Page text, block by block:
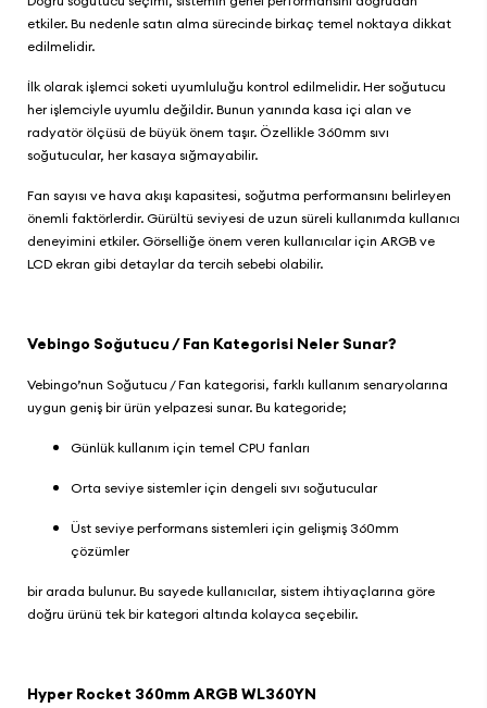
etkiler. Bu nedenle satın alma sürecinde birkaç temel noktaya dikkat
edilmelidir.
İlk olarak işlemci soketi uyumluluğu kontrol edilmelidir. Her soğutucu
her işlemciyle uyumlu değildir. Bunun yanında kasa içi alan ve
radyatör ölçüsü de büyük önem taşır. Özellikle 360mm sıvı
soğutucular, her kasaya sığmayabilir.
Fan sayısı ve hava akışı kapasitesi, soğutma performansını belirleyen
önemli faktörlerdir. Gürültü seviyesi de uzun süreli kullanımda kullanıcı
deneyimini etkiler. Görselliğe önem veren kullanıcılar için ARGB ve
LCD ekran gibi detaylar da tercih sebebi olabilir.
Vebingo Soğutucu / Fan Kategorisi Neler Sunar?
Vebingo’nun Soğutucu / Fan kategorisi, farklı kullanım senaryolarına
uygun geniş bir ürün yelpazesi sunar. Bu kategoride;
Günlük kullanım için temel CPU fanları
Orta seviye sistemler için dengeli sıvı soğutucular
Üst seviye performans sistemleri için gelişmiş 360mm
çözümler
bir arada bulunur. Bu sayede kullanıcılar, sistem ihtiyaçlarına göre
doğru ürünü tek bir kategori altında kolayca seçebilir.
Hyper Rocket 360mm ARGB WL360YN